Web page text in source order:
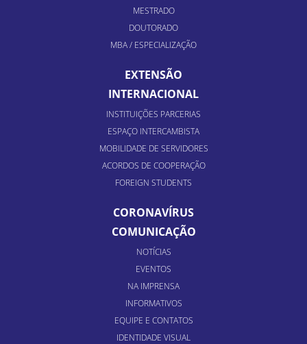
MESTRADO
DOUTORADO
MBA / ESPECIALIZAÇÃO
EXTENSÃO
INTERNACIONAL
INSTITUIÇÕES PARCERIAS
ESPAÇO INTERCAMBISTA
MOBILIDADE DE SERVIDORES
ACORDOS DE COOPERAÇÃO
FOREIGN STUDENTS
CORONAVÍRUS
COMUNICAÇÃO
NOTÍCIAS
EVENTOS
NA IMPRENSA
INFORMATIVOS
EQUIPE E CONTATOS
IDENTIDADE VISUAL